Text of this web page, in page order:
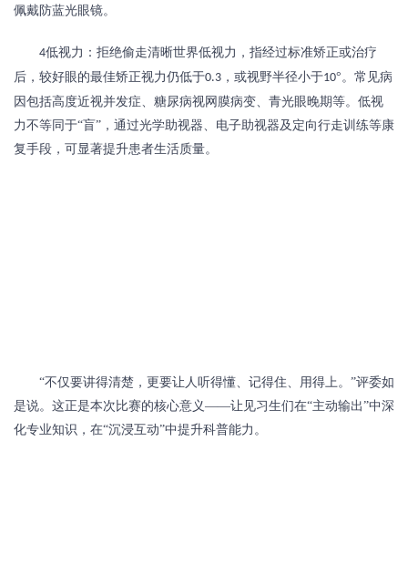
佩戴防蓝光眼镜。
4低视力：拒绝偷走清晰世界低视力，指经过标准矫正或治疗
后，较好眼的最佳矫正视力仍低于0.3 ，或视野半径小于10°。常见病
因包括高度近视并发症、糖尿病视网膜病变、青光眼晚期等。低视
力不等同于“盲”，通过光学助视器、电子助视器及定向行走训练等康
复手段，可显著提升患者生活质量。
“不仅要讲得清楚，更要让人听得懂、记得住、用得上。”评委如
是说。这正是本次比赛的核心意义——让见习生们在“主动输出”中深
化专业知识，在“沉浸互动”中提升科普能力。